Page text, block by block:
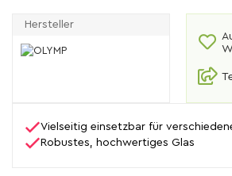
Hersteller
Vielseitig einsetzbar für
Robustes, hochwertiges Glas